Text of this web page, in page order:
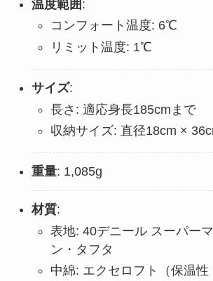
温度範囲 :
コンフォート温度: 6℃
リミット温度: 1℃
サイズ:
長さ: 適応身長185cmまで
収納サイズ: 直径18cm ×
重量: 1,085g
材質:
表地: 40デニール スーパー
ン・タフタ
中綿: エクセロフト（保温